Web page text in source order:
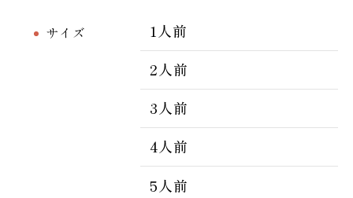
サイズ
1人前
2人前
3人前
4人前
5人前